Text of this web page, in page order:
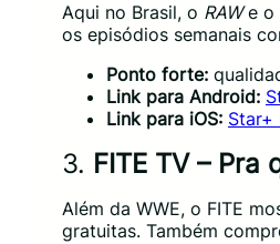
Aqui no Brasil, o RAWe o
os episódios semanais
Ponto forte:
Link para Android:
Link para iOS: Star+
3. FITE TV –
Além da WWE, o FITE
gratuitas. Também